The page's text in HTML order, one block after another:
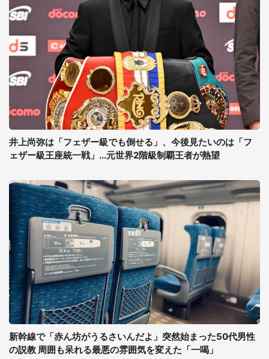
井上尚弥は「フェザー級でも倒せる」、今後見たいのは「フ
ェザー級王座統一戦」...元世界2階級制覇王者が熱望
新幹線で「赤ん坊がうるさいんだよ」突然始まった50代男性
の説教 周囲も呆れる最悪の雰囲気を変えた「一喝」